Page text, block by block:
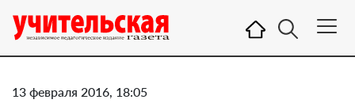
13 февраля 2016, 18:05